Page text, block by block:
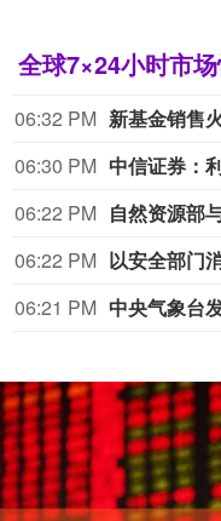
全球7×24小时市
06:32 PM 新基金销售
06:30 PM 中信证券：
06:22 PM
06:22 PM 以安全部门
06:21 PM 中央气象台